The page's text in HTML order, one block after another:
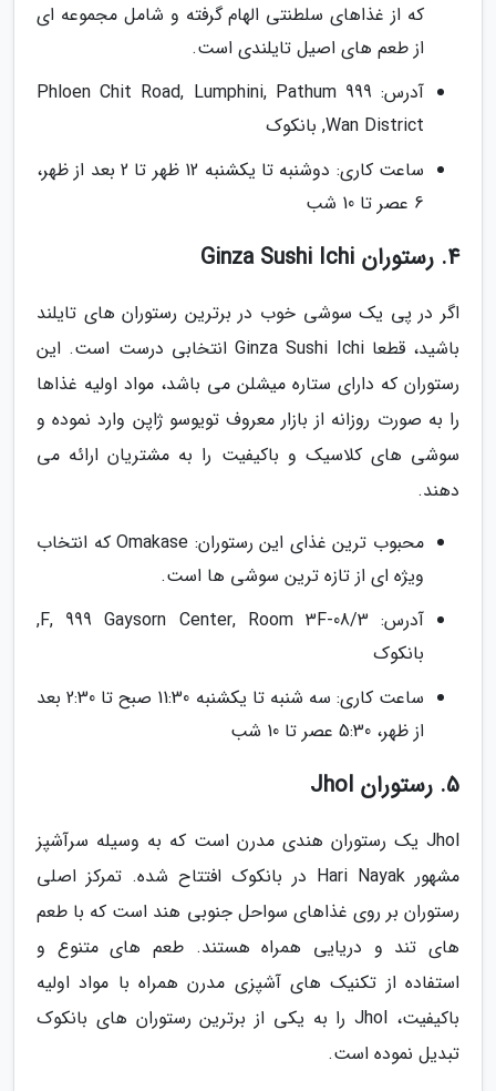
که از غذاهای سلطنتی الهام گرفته و شامل مجموعه ای
از طعم های اصیل تایلندی است.
آدرس: 999 Phloen Chit Road, Lumphini, Pathum
Wan District, بانکوک
ساعت کاری: دوشنبه تا یکشنبه 12 ظهر تا 2 بعد از ظهر،
6 عصر تا 10 شب
4. رستوران Ginza Sushi Ichi
اگر در پی یک سوشی خوب در برترین رستوران های تایلند
باشید، قطعا Ginza Sushi Ichi انتخابی درست است. این
رستوران که دارای ستاره میشلن می باشد، مواد اولیه غذاها
را به صورت روزانه از بازار معروف تویوسو ژاپن وارد نموده و
سوشی های کلاسیک و باکیفیت را به مشتریان ارائه می
دهند.
محبوب ترین غذای این رستوران: Omakase که انتخاب
ویژه ای از تازه ترین سوشی ها است.
آدرس: 3/F, 999 Gaysorn Center, Room 3F-08,
بانکوک
ساعت کاری: سه شنبه تا یکشنبه 11:30 صبح تا 2:30 بعد
از ظهر، 5:30 عصر تا 10 شب
5. رستوران Jhol
Jhol یک رستوران هندی مدرن است که به وسیله سرآشپز
مشهور Hari Nayak در بانکوک افتتاح شده. تمرکز اصلی
رستوران بر روی غذاهای سواحل جنوبی هند است که با طعم
های تند و دریایی همراه هستند. طعم های متنوع و
استفاده از تکنیک های آشپزی مدرن همراه با مواد اولیه
باکیفیت، Jhol را به یکی از برترین رستوران های بانکوک
تبدیل نموده است.